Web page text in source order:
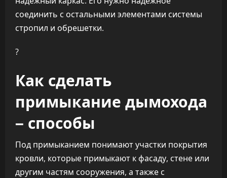
соединить с остальными элементами системы
стропил и обрешетки.
?
Как сделать
примыкание дымохода
– способы
Под примыканием понимают участки покрытия
кровли, которые примыкают к фасаду, стене или
другим частям сооружения, а также с